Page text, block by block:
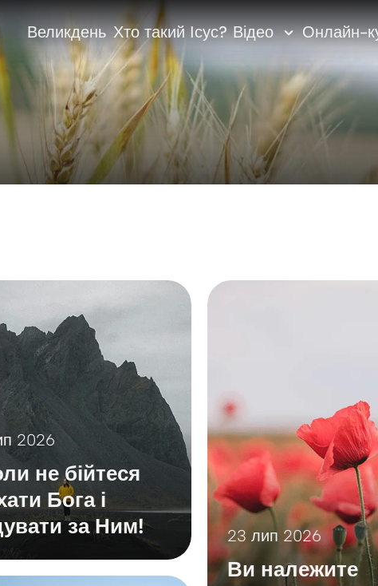
Великдень Хто такий Ісус? Відео Онлайн-
2026
не бійтеся
Бога і
за Ним!
23 лип 2026
Ви належите